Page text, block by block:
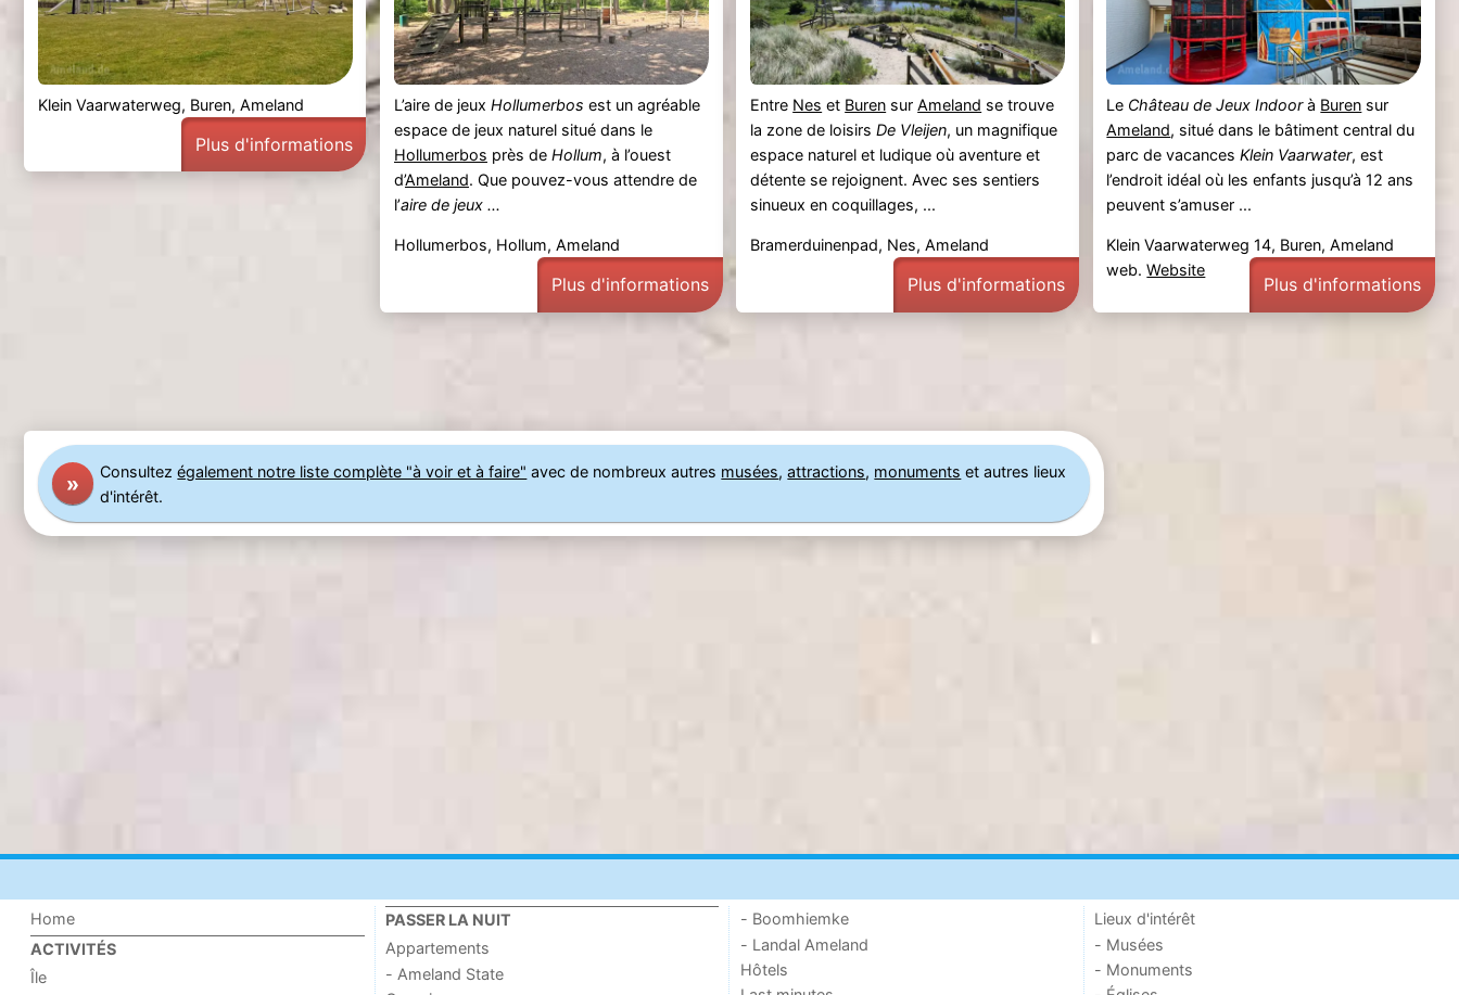
Klein Vaarwaterweg, Buren, Ameland
Plus d'informations
L’aire de jeux Hollumerbos est un agréable
espace de jeux naturel situé dans le
Hollumerbos près de Hollum, à l’ouest
d’Ameland. Que pouvez-vous attendre de
l’aire de jeux ...
Hollumerbos, Hollum, Ameland
Plus d'informations
Entre Nes et Buren surAmeland se trouve
la zone de loisirsDe Vleijen, un magnifique
espace naturel et ludique où aventure et
détente se rejoignent. Avec ses sentiers
sinueux en coquillages, ...
Bramerduinenpad, Nes, Ameland
Plus d'informations
Le Château de Jeux Indoorà Buren sur
Ameland, situé dans le bâtiment central du
parc de vacancesKlein Vaarwater, est
l’endroit idéal où les enfants jusqu’à 12 ans
peuvent s’amuser ...
Klein Vaarwaterweg 14, Buren, Ameland
web.Website
Plus d'informations
» Consultezégalement notre liste complète "à voir et à faire" avec de nombreux autres musées,attractions, monuments et autres lieux
d'intérêt.
Home
ACTIVITÉS
Île
PASSER LA NUIT
Appartements
- Ameland State
- Boomhiemke
- Landal Ameland
Hôtels
Lieux d'intérêt
- Musées
- Monuments